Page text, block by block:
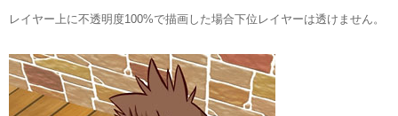
レイヤー上に不透明度100%で描画した場合下位レイヤーは透けません。